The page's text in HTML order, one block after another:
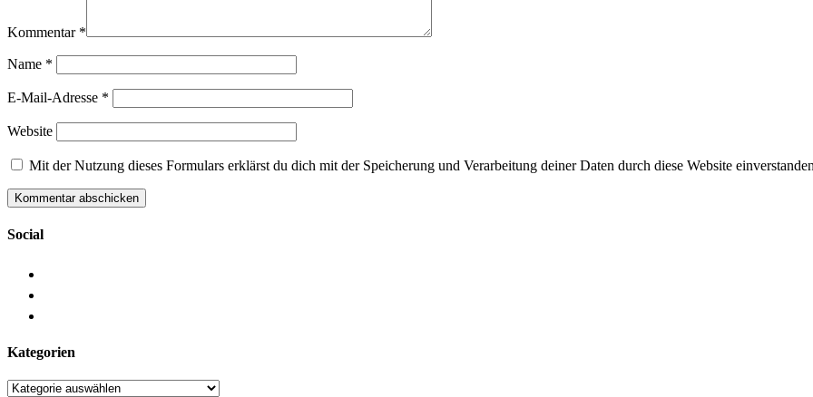
Kommentar *
Name *
E-Mail-Adresse *
Website
Mit der Nutzung dieses Formulars erklärst du dich mit der Speicherung und Verarbeitung deiner Daten durch diese Website
Social
Kategorien
Kategorien